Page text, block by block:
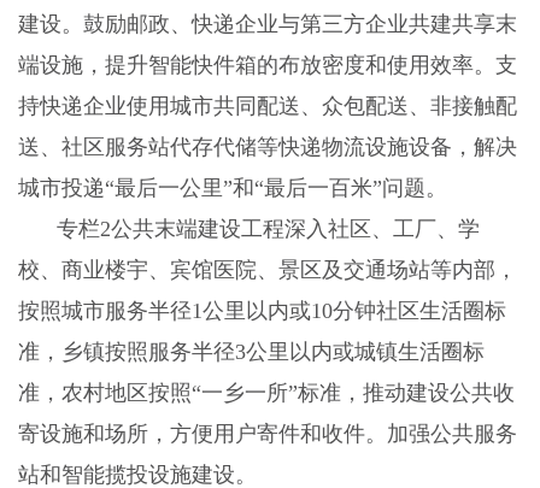
建设。鼓励邮政、快递企业与第三方企业共建共享末
端设施，提升智能快件箱的布放密度和使用效率。支
持快递企业使用城市共同配送、众包配送、非接触配
送、社区服务站代存代储等快递物流设施设备，解决
城市投递“最后一公里”和“最后一百米”问题。
专栏2公共末端建设工程深入社区、工厂、学
校、商业楼宇、宾馆医院、景区及交通场站等内部，
按照城市服务半径1公里以内或10分钟社区生活圈标
准，乡镇按照服务半径3公里以内或城镇生活圈标
准，农村地区按照“一乡一所”标准，推动建设公共收
寄设施和场所，方便用户寄件和收件。加强公共服务
站和智能揽投设施建设。